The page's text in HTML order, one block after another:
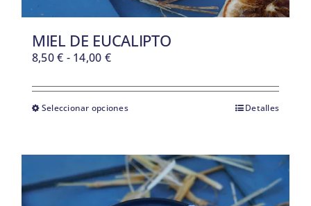
MIEL DE EUCALIPTO
8,50€ - 14,00 €Rango
precios:
desde
14,00 €
Seleccionar opciones Detalles